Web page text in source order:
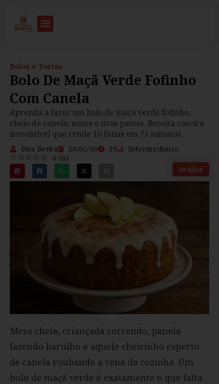
Bolos e Tortas
Bolo De Maçã Verde Fofinho
Com Canela
Aprenda a fazer um bolo de maçã verde fofinho,
cheio de canela, nozes e uvas passas. Receita caseira
irresistível que rende 10 fatias em 75 minutos.
Dna Benta 26/05/26 20
Intermediário
0 (0)
Avaliar
Mesa cheia, criançada correndo, panela
fazendo barulho e aquele cheirinho esperto
de canela roubando a cena da cozinha. Um
bolo de maçã verde é exatamente o que falta